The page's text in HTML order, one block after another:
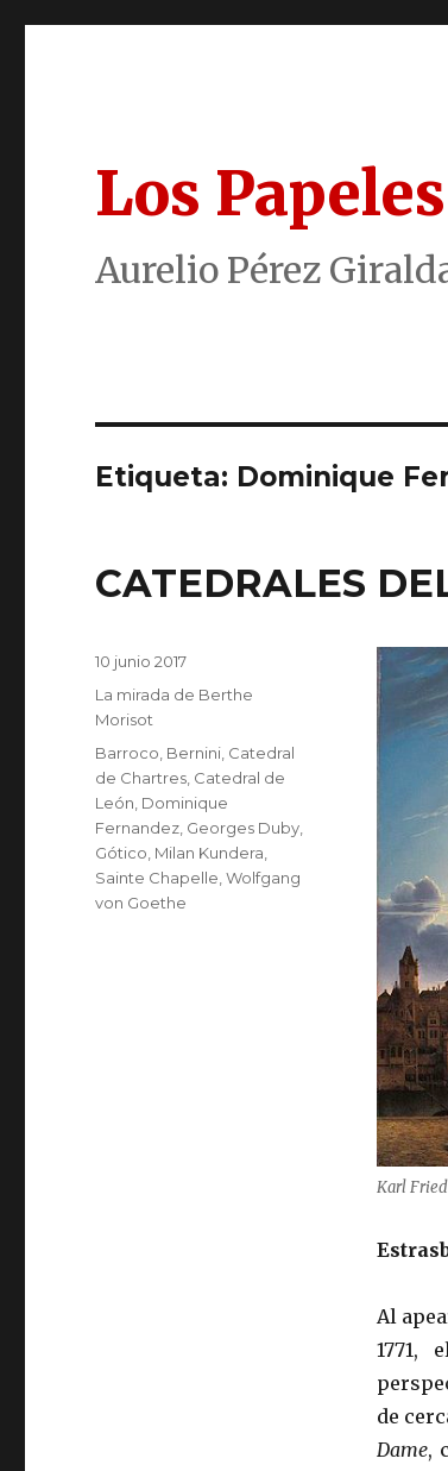
Los
Aurelio Pérez
Etiqueta: Dominique
CATEDRALES
Karl
Al
1771,
de
Dame,
Publicado
10 junio 2017
Categorías
La mirada de Berthe
Morisot
Etiquetas
Barroco Bernini Catedral
de Chartres Catedral de
León Dominique
Fernandez Georges Duby
Gótico Milan Kundera
Sainte Chapelle ,Wolfgang
von Goethe